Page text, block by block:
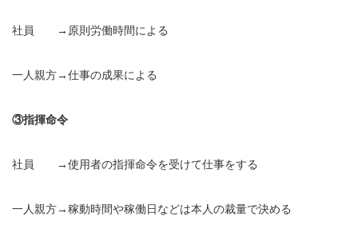
社員 →原則労働時間による
一人親方→仕事の成果による
③指揮命令
社員 →使用者の指揮命令を受けて仕事をする
一人親方→稼動時間や稼働日などは本人の裁量で決める